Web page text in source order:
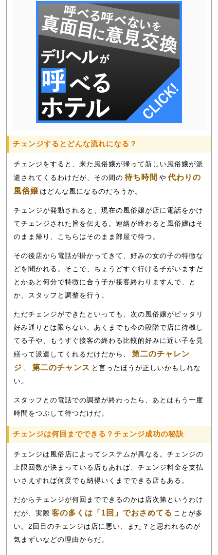
チェンジするとどんな流れになる？
チェンジをすると、来た風俗嬢が帰って新しい風俗嬢が派
遣されてくるわけだが、その間の 待ち時間 や 代わりの
風俗嬢 はどんな風になるのだろうか。
チェンジが発動されると、現在の風俗嬢が店に電話をかけ
てチェンジされた旨を伝える。連絡が終わると風俗嬢はそ
のまま帰り、こちらはそのまま部屋で待つ。
その後店から電話が掛かってきて、好みの女の子の特徴な
どを聞かれる。そこで、ちょうどすぐ行ける子がいますだ
とかあと何分で特徴に合う子が接客終わりますんで、と
か、スタッフと調整を行う。
ただチェンジができたといっても、次の風俗嬢がピッタリ
好み通りとは限らない。あくまでも今の段階で店に待機し
てる子や、もうすぐ接客の終わる比較的好みに近い子を見
繕って派遣してくれるだけだから、
第二のチャレン
ジ
第二のチャンス と言ったほうが正しいかもしれな
い。
スタッフとの電話での調整が終わったら、あとはもう一度
時間をつぶして待つだけだ。
チェンジは何回までできる？チェンジ成功の秘訣
チェンジは風俗店によってシステムが異なる。チェンジの
上限回数が決まっている店もあれば、チェンジ料金を支払
いさえすれば何度でも納得いくまでできる店もある。
だからチェンジが何回までできるのかは店次第というわけ
だが、実際 客の多くは「1回」でおさめてる ことが多
い。2回目のチェンジは店に悪い、また？と思われるのが
気まずいなどの理由からだ。